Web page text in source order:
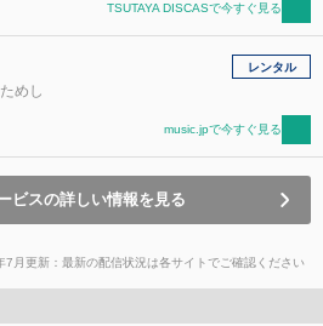
TSUTAYA DISCASで今すぐ見る
めし
レンタル
music.jpで今すぐ見る
ビスの詳しい情報を見る
7月更新：最新の配信状況は各サイトでご確認ください